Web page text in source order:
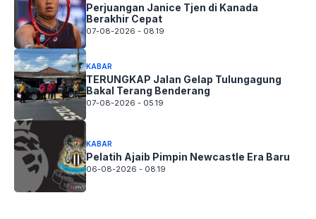
Perjuangan Janice Tjen di Kanada
Berakhir Cepat
07-08-2026 - 08.19
KABAR
TERUNGKAP Jalan Gelap Tulungagung
Bakal Terang Benderang
07-08-2026 - 05.19
KABAR
Pelatih Ajaib Pimpin Newcastle Era Baru
06-08-2026 - 08.19